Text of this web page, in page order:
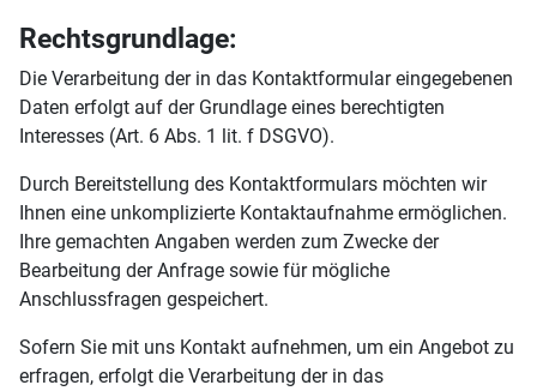
Rechtsgrundlage:
Die Verarbeitung der in das Kontaktformular eingegebenen
Daten erfolgt auf der Grundlage eines berechtigten
Interesses (Art. 6 Abs. 1 lit. f DSGVO).
Durch Bereitstellung des Kontaktformulars möchten wir
Ihnen eine unkomplizierte Kontaktaufnahme ermöglichen.
Ihre gemachten Angaben werden zum Zwecke der
Bearbeitung der Anfrage sowie für mögliche
Anschlussfragen gespeichert.
Sofern Sie mit uns Kontakt aufnehmen, um ein Angebot zu
erfragen, erfolgt die Verarbeitung der in das